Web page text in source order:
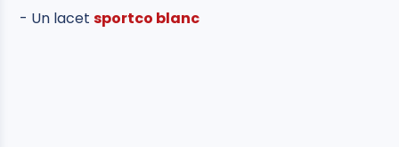
- Un lacetsportco blanc